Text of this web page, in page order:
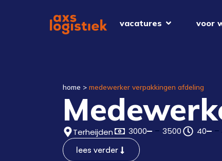
vacatures voor
home > medewerker verpakkingen afdeling
Terheijden 3000 3500 40
lees verder